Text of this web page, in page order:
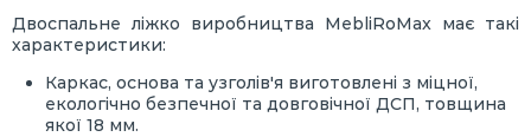
Двоспальне ліжко виробництва MebliRoMax має такі
характеристики:
Каркас, основа та узголів'я виготовлені з міцної,
екологічно безпечної та довговічної ДСП, товщина
якої 18 мм.